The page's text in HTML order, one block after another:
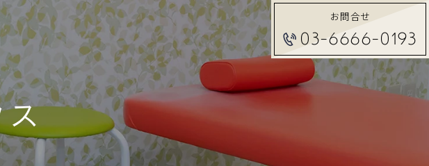
お問合せ
03-6666-0193
ス